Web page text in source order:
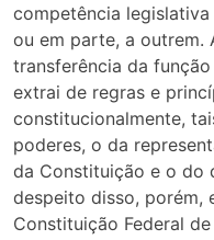
competência
ou em parte, a outrem.
transferência da
extrai de regras e
constitucionalmente,
poderes, o da
da Constituição e o do
despeito disso, porém,
Constituição Federal